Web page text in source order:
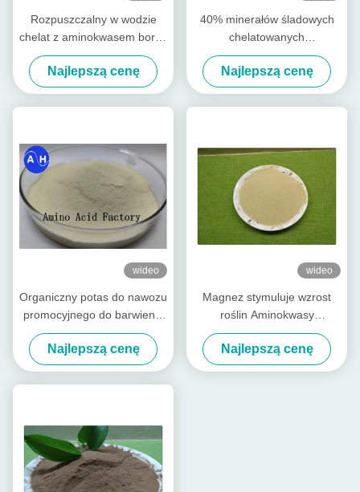
Rozpuszczalny w wodzie
chelat z aminokwasem boru i
cynku i magnezu bez
proszku
Najlepszą cenę
40% minerałów śladowych
chelatowanych
aminokwasów do sadzenia
bananów
Najlepszą cenę
wideo
Organiczny potas do nawozu
promocyjnego do barwienia
owoców
Najlepszą cenę
wideo
Magnez stymuluje wzrost
roślin Aminokwasy
chelatowane minerały do ​​
dolistnego nawozu
organicznego
Najlepszą cenę